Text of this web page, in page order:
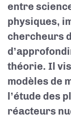
entre
physiques,
chercheurs
théorie. Il
modèles de
l’étude des
réacteurs